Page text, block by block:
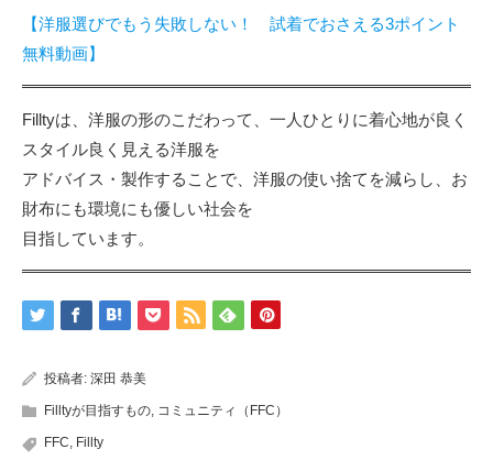
【洋服選びでもう失敗しない！ 試着でおさえる3ポイント
無料動画】
Filltyは、洋服の形のこだわって、一人ひとりに着心地が良く
スタイル良く見える洋服を
アドバイス・製作することで、洋服の使い捨てを減らし、お
財布にも環境にも優しい社会を
目指しています。
投稿者: 深田 恭美
Filltyが目指すもの コミュニティ（FFC）
FFC Fillty